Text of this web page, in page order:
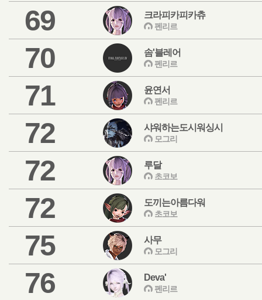
69 크라피카피카츄
펜리르
70 솜'블레어
펜리르
71 윤연서
펜리르
72 샤워하는도시워싱시
모그리
72 루달
초코보
72 도끼는아름다워
초코보
75 사무
모그리
76 Deva'
펜리르